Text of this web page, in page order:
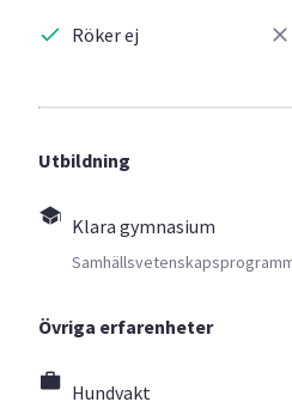
Röker ej
Utbildning
Klara gymnasium
Övriga erfarenheter
Hundvakt